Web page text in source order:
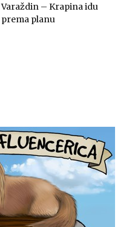
Varaždin – Krapina idu
prema planu